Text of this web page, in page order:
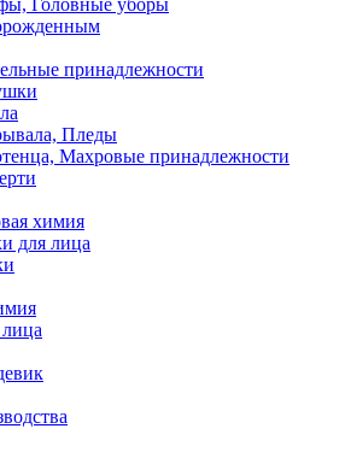
Головные уборы
принадлежности
Пледы
Махровые принадлежности
химия
для лица